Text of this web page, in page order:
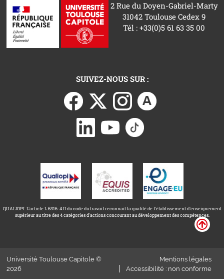
2 Rue du Doyen-Gabriel-Marty
31042 Toulouse Cedex 9
Tél : +33(0)5 61 63 35 00
SUIVEZ-NOUS SUR :
QUALIOPI: L'article L.6316-4 II du code du travail reconnait la qualité de l'établissement d'enseignement
supérieur au titre des 4 catégories d'actions concourant au développement des compétences.
Université Toulouse Capitole ©
2026
Mentions légales
Accessibilité : non conforme